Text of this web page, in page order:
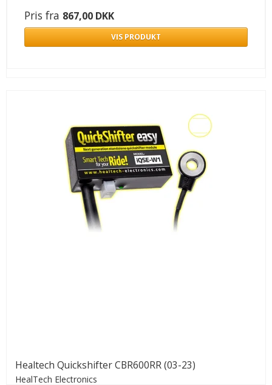
Pris fra 867,00 DKK
VIS PRODUKT
Healtech Quickshifter CBR600RR (03-23)
HealTech Electronics